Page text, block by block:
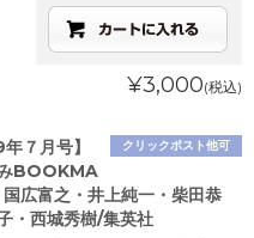
¥3,000(税込)
クリックポスト他可
７月号】
BOOKMA
広富之・井上純一・柴田恭
・西城秀樹/集英社